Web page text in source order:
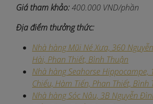
Giá tham khảo:400.000 VND/phần
Địa điểm thưởng thức:
Nhà hàng Mũi Né Xưa, 360
Hài, Phan Thiết, Bình Thuận
Nhà hàng Seahorse Hippocampe,
Chiểu, Hàm Tiến, Phan Thiết, Bình
Nhà hàng Sóc Nâu, 3B Nguyễn